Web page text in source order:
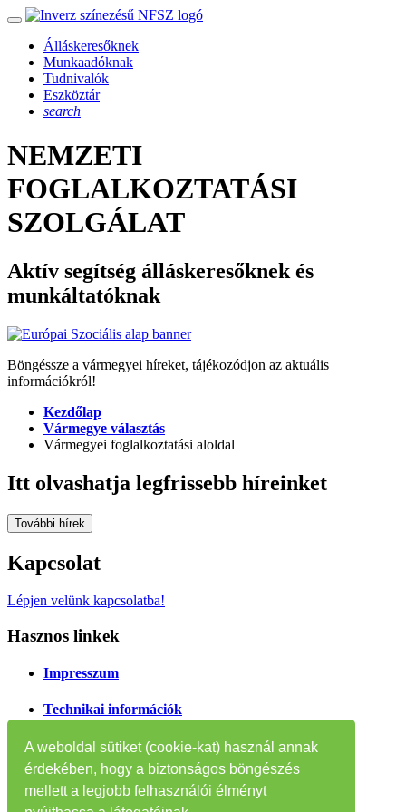
A weboldal sütiket (cookie-kat) használ annak
érdekében, hogy a biztonságos böngészés
mellett a legjobb felhasználói élményt
Álláskeresőknek
Munkaadóknak
Tudnivalók
Eszköztár
search
NEMZETI
FOGLALKOZTATÁSI
SZOLGÁLAT
Aktív segítség álláskeresőknek és
munkáltatóknak
Böngéssze a vármegyei híreket, tájékozódjon az aktuális
információkról!
Kezdőlap
Vármegye választás
Vármegyei foglalkoztatási aloldal
Itt olvashatja legfrissebb híreinket
További hírek
Kapcsolat
Lépjen velünk kapcsolatba!
Hasznos linkek
Impresszum
Technikai információk
Oldaltérkép
Tájékoztatók